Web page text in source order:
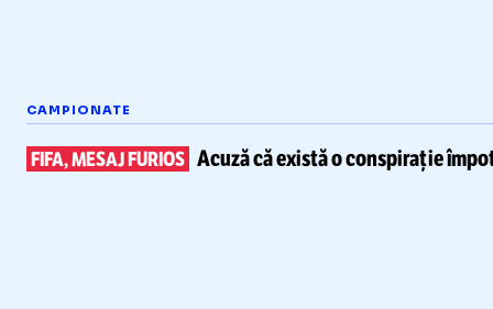
CAMPIONATE
FIFA, MESAJ FURIOS Acuză că existăo conspirație